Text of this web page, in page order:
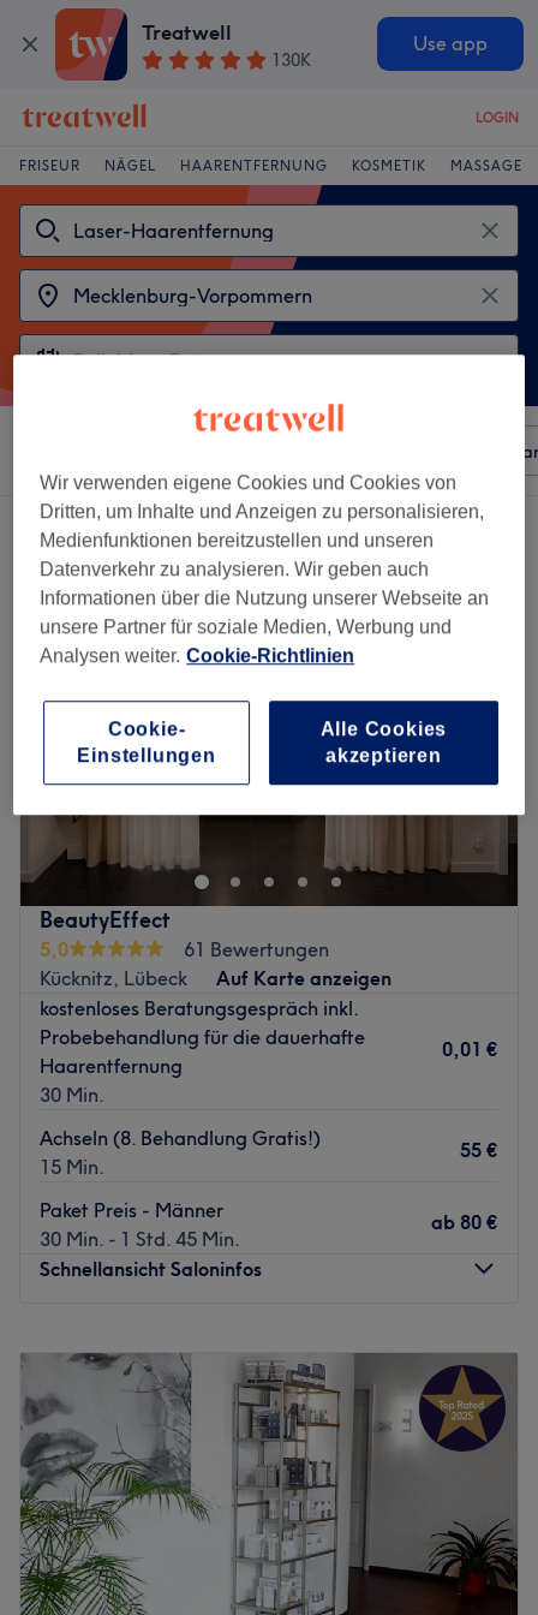
Treatwell
130K
Use app
LOGIN
FRISEUR NÄGEL HAARENTFERNUNG KOSMETIK MASSAGE
2 Salons die anbieten:
laser-haarentfernung in der Nähe von Mecklenburg-Vorpommern
BeautyEffect
5,0
61 Bewertungen
Kücknitz, Lübeck
Auf Karte anzeigen
kostenloses Beratungsgespräch inkl.
Probebehandlung für die dauerhafte
Haarentfernung
30 Min.
0,01 €
Achseln (8. Behandlung Gratis!)
15 Min.
55 €
Paket Preis - Männer
30 Min. - 1 Std. 45 Min.
ab 80 €
Schnellansicht Saloninfos
Dienstag
17:00
Mittwoch
09:30–17:00
Donnerstag
09:30–17:00
Freitag
09:30–
17:00
Samstag
Sonntag
BeautyEffect in Lübeck ist die Adresse für alle, die sich
eine gepflegte Auszeit und professionelle Beauty-
Wir verwenden eigene Cookies und Cookies von
Dritten, um Inhalte und Anzeigen zu personalisieren,
Medienfunktionen bereitzustellen und unseren
Datenverkehr zu analysieren. Wir geben auch
Informationen über die Nutzung unserer Webseite an
unsere Partner für soziale Medien, Werbung und
Analysen weiter. Cookie-Richtlinien
Cookie-
Einstellungen
Alle Cookies
akzeptieren